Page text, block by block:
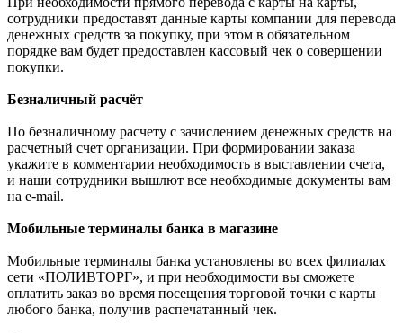
сотрудники предоставят данные карты компании для перевода
денежных средств за покупку, при этом в обязательном
порядке вам будет предоставлен кассовый чек о совершении
покупки.
Безналичный расчёт
По безналичному расчету с зачислением денежных средств на
расчетный счет организации. При формировании заказа
укажите в комментарии необходимость в выставлении счета,
и наши сотрудники вышлют все необходимые документы вам
на e-mail.
Мобильные терминалы банка в магазине
Мобильные терминалы банка установлены во всех филиалах
сети «ПОЛИВТОРГ», и при необходимости вы сможете
оплатить заказ во время посещения торговой точки с карты
любого банка, получив распечатанный чек.